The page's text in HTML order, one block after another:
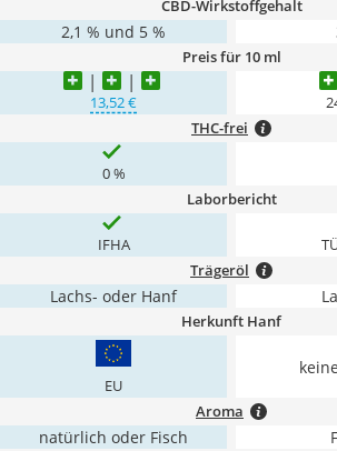
CBD-Wirkstoffgehalt
2,1 % und 5 %
Preis für 10 ml
13,52 €
THC-frei
0 %
Laborbericht
IFHA
Trägeröl
Lachs- oder Hanf
Herkunft Hanf
EU
Aroma
natürlich oder Fisch